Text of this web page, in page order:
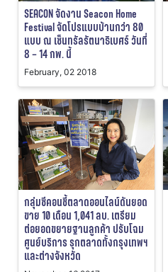
SEACON จัดงาน Seacon Home
Festival จัดโปรแบบบ้านกว่า 80
แบบ ณ เซ็นทรัลรัตนาธิเบศร์ วันที่
8 – 14 กพ. นี้
February, 02 2018
กลุ่มซีคอนชี้ตลาดออนไลน์ดันยอด
ขาย 10 เดือน 1,041 ลบ. เตรียม
ต่อยอดขยายฐานลูกค้า ปรับโฉม
ศูนย์บริการ รุกตลาดทั้งกรุงเทพฯ
และต่างจังหวัด